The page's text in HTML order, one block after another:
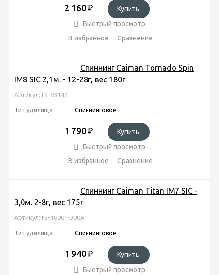
2 160 ₽
Купить
Быстрый просмотр
В избранное
Сравнение
Спиннинг Caiman Tornado Spin
IM8 SIC 2,1м. - 12-28г, вес 180г
Артикул: FS-83142
Тип удилища Спиннинговое
1 790 ₽
Купить
Быстрый просмотр
В избранное
Сравнение
Спиннинг Caiman Titan IM7 SIС -
3,0м. 2-8г, вес 175г
Артикул: FS-10001-300A
Тип удилища Спиннинговое
1 940 ₽
Купить
Быстрый просмотр